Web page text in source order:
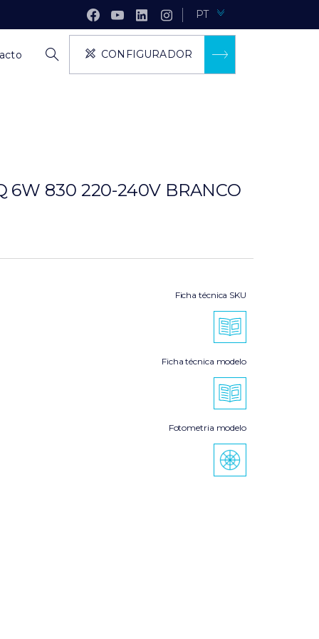
PT
CONFIGURADOR
6W 830 220-240V BRANCO
Ficha técnica SKU
Ficha técnica modelo
Fotometria modelo